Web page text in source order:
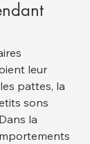
leur
pattes, la
sons
la